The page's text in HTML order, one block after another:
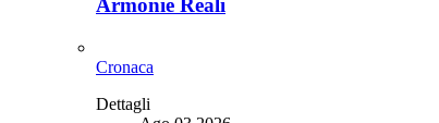
Armonie Reali
Cronaca
Dettagli